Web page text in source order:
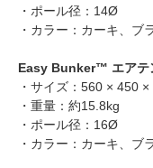
・ポール径：14Ø
・カラー：カーキ、ブ
Easy Bunker™ エアテ
・サイズ：560 × 450
・重量：約15.8kg
・ポール径：16Ø
・カラー：カーキ、ブ